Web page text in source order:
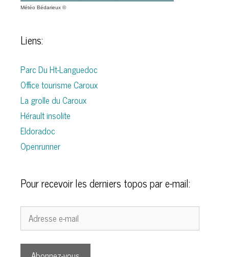
Météo Bédarieux ©
Liens:
Parc Du Ht-Languedoc
Office tourisme Caroux
La grolle du Caroux
Hérault insolite
Eldoradoc
Openrunner
Pour recevoir les derniers topos par e-mail:
Adresse